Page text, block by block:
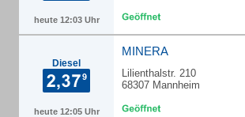
heute 12:03 Uhr
Diesel
heute 12:05 Uhr
MINERA
Lilienthalstr. 210
68307 Mannheim